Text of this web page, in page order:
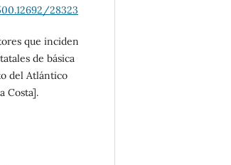
28323
que inciden
de básica
del Atlántico
Costa].